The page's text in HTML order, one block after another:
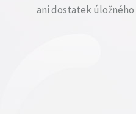
ani dostatek